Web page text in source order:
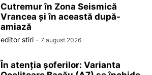
Cutremur în Zona Seismică
Vrancea și în această după-
amiază
editor stiri - 7 august 2026
În atenția șoferilor: Varianta